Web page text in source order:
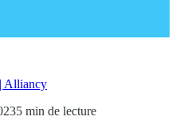
Alliancy
5 min de lecture